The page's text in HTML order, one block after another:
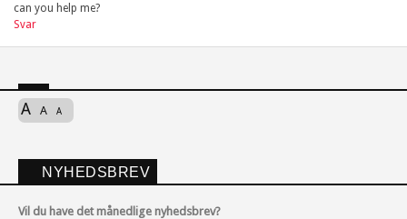
can you help me?
Svar
A A A
NYHEDSBREV
Vil du have det månedlige nyhedsbrev?